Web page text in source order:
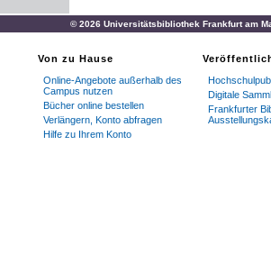
© 2026 Universitätsbibliothek Frankfurt am
Von zu Hause
Online-Angebote außerhalb des
Campus nutzen
Bücher online bestellen
Verlängern, Konto abfragen
Hilfe zu Ihrem Konto
Digitale
Frankfurter